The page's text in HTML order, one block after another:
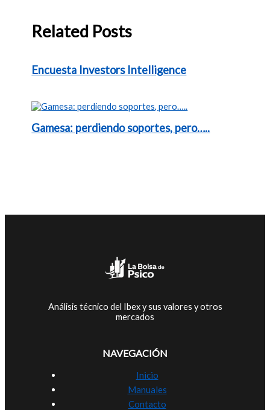
Related Posts
Encuesta Investors Intelligence
Gamesa: perdiendo soportes, pero…..
Análisis técnico del Ibex y sus valores y otros
mercados
NAVEGACIÓN
Inicio
Manuales
Contacto